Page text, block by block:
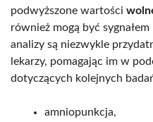
podwyższone wartości
również mogą być
analizy są niezwykle
lekarzy, pomagając im w
dotyczących kolejnych
amniopunkcja,